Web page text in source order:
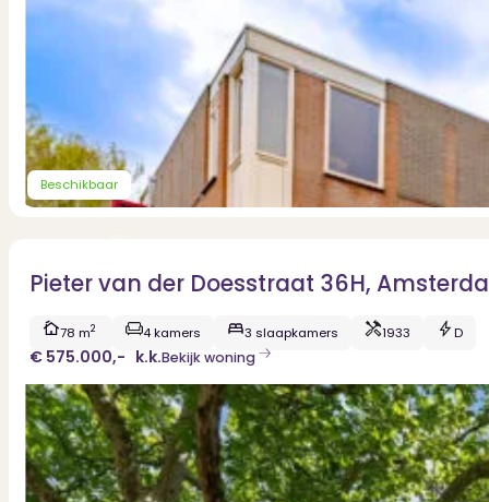
Partners
Maak gebruik van ons netwerk
Verenigingen
PUUR* is aangesloten bij...
Beschikbaar
Pieter van der Doesstraat 36H,
78 m2 4 kamers 3 slaapkamers 1933 D
€ 575.000,- k.k.Bekijk woning